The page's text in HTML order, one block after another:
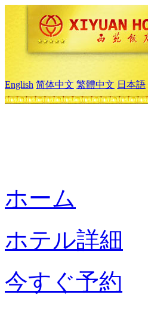
English 简体中文 繁體中文 日本語
ホーム
ホテル詳細
今すぐ予約